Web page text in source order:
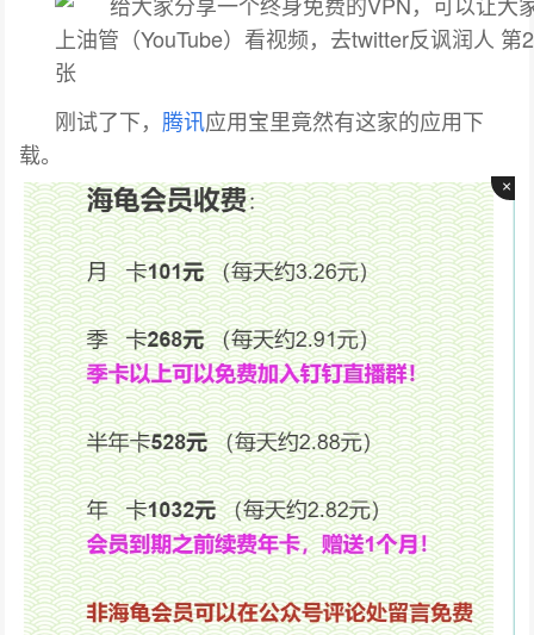
刚试了下， 腾讯应用宝里竟然有这家的应用下
载。
×